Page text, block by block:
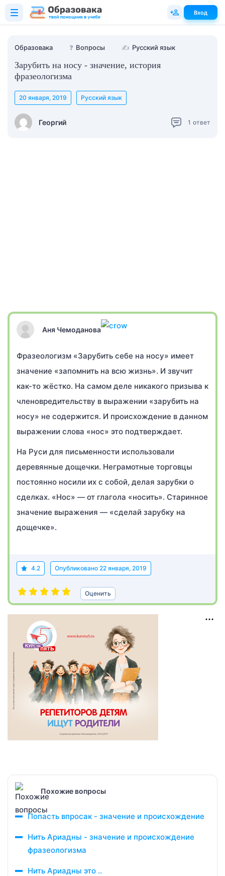
Образовака ❓ Вопросы ✍ Русский язык
Зарубить на носу - значение, история
фразеологизма
Георгий
20 января, 2019 Русский язык
1 ответ
Аня Чемоданова
Фразеологизм «Зарубить себе на носу» имеет
значение «запомнить на всю жизнь». И звучит
как-то жёстко. На самом деле никакого призыва к
членовредительству в выражении «зарубить на
носу» не содержится. И происхождение в данном
выражении слова «нос» это подтверждает.
На Руси для письменности использовали
деревянные дощечки. Неграмотные торговцы
постоянно носили их с собой, делая зарубки о
сделках. «Нос» — от глагола «носить». Старинное
значение выражения — «сделай зарубку на
дощечке».
4.2 Опубликовано 22 января, 2019
Оценить
Похожие вопросы
Попасть впросак - значение и происхождение
Нить Ариадны - значение и происхождение
фразеологизма
Нить Ариадны это ..
Вход